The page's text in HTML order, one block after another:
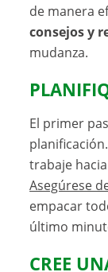
de manera
consejos y
mudanza.
El primer
trabaje
Asegúrese
empacar
último
CREE